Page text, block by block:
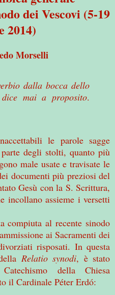
dei Vescovi (5-19
2014)
Morselli
dalla bocca dello
mai a proposito.
le parole sagge
degli stolti, quanto più
male usate e travisate le
documenti più preziosi del
Gesù conla S. Scrittura,
incollano assieme i versetti
compiuta al recente sinodo
ai Sacramenti dei
risposati. In questa
Relatio synodi, è stato
della Chiesa
il Cardinale Péter Erdó: